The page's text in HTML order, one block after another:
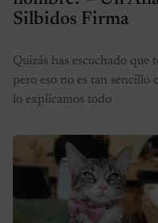
Silbidos Firma
Quizás has escuchado
pero eso no es tan sencillo
lo explicamos todo